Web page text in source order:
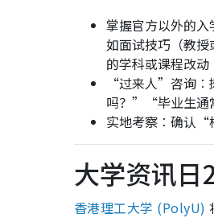
掌握官方以外的
如面试技巧（教
的学科或课程改动
“过来人”咨询
吗？”“毕业生通
实地考察︰确认“
大学资讯日
香港理工大学 (PolyU)